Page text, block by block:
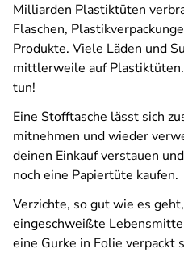
Milliarden Plastiktüten
Flaschen,
Produkte. Viele Läden und
mittlerweile auf
tun!
Eine Stofftasche lässt sich
mitnehmen und wieder
deinen Einkauf verstauen
noch eine Papiertüte kaufen.
Verzichte, so gut wie es
eingeschweißte
eine Gurke in Folie verpackt